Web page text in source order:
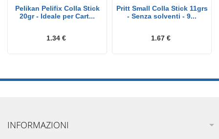
Pelikan Pelifix Colla Stick
20gr - Ideale per Cart...
1.34 €
Pritt Small Colla Stick 11grs
- Senza solventi - 9...
1.67 €
INFORMAZIONI